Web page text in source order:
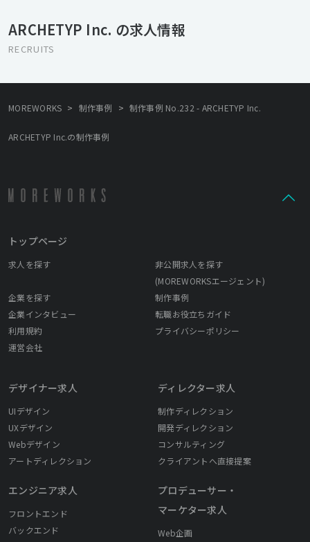
命です。 変化を楽しみ、チャレンジしながら、 制作工程からアウ
トプットまで責任を持って、 消費者、クライアントとより良き未
ARCHETYP Inc. の求人情報
RECRUITS
MOREWORKS > 制作事例 > 制作事例 No.232 - ARCHETYP Inc.
ARCHETYP Inc.の制作事例
トップページ
求人を探す
非公開求人を探す
(MOREWORKSエージェント)
企業を探す
制作事例
企業インタビュー
転職お役立ちガイド
利用規約
プライバシーポリシー
運営会社
デザイナー求人
UIデザイン
UXデザイン
Webデザイン
アートディレクション
エンジニア求人
フロントエンド
バックエンド
ディレクター求人
制作ディレクション
開発ディレクション
コンサルティング
クライアントへ直接提案
プロデューサー・
マーケター求人
Web企画